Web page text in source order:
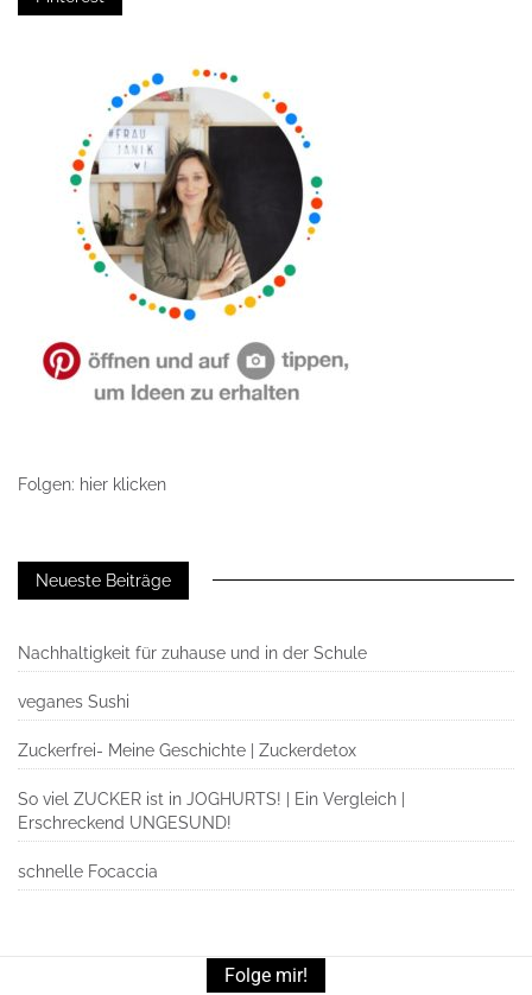
Folgen: hier klicken
Neueste Beiträge
Nachhaltigkeit für zuhause und in der Schule
veganes Sushi
Zuckerfrei- Meine Geschichte | Zuckerdetox
So viel ZUCKER ist in JOGHURTS! | Ein Vergleich |
Erschreckend UNGESUND!
schnelle Focaccia
Folge mir!